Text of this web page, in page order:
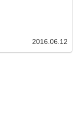
2016.06.12